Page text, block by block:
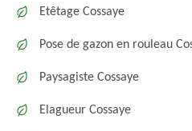
Etêtage Cossaye
Pose de gazon en rouleau
Paysagiste Cossaye
Elagueur Cossaye